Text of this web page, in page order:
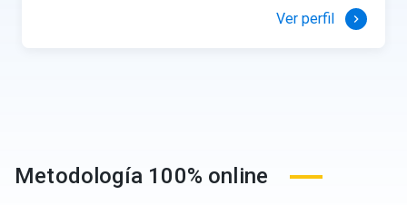
Ver perfil keyboard_arrow_right
Metodología 100% online